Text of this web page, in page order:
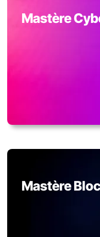
Mastère
Mastère